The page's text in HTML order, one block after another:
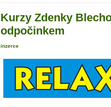
Kurzy Zdenky
odpočinkem
inzerce